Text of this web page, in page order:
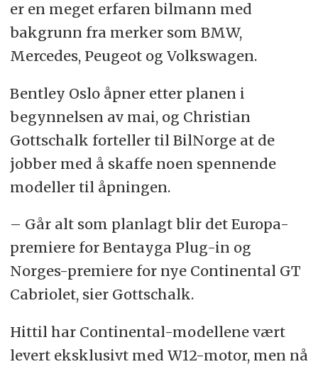
er en meget erfaren bilmann med
bakgrunn fra merker som BMW,
Mercedes, Peugeot og Volkswagen.
Bentley Oslo åpner etter planen i
begynnelsen av mai, og Christian
Gottschalk forteller til BilNorge at de
jobber med å skaffe noen spennende
modeller til åpningen.
– Går alt som planlagt blir det Europa-
premiere for Bentayga Plug-in og
Norges-premiere for nye Continental GT
Cabriolet, sier Gottschalk.
Hittil har Continental-modellene vært
levert eksklusivt med W12-motor, men nå